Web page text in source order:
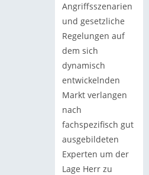
Angriffsszenarien
und gesetzliche
Regelungen auf
dem sich
dynamisch
entwickelnden
Markt verlangen
nach
fachspezifisch gut
ausgebildeten
Experten um der
Lage Herr zu